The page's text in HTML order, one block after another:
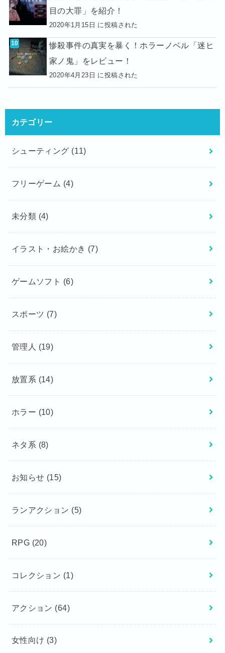
目の大罪」を紹介！
2020年1月15日 に投稿された
惨殺事件の真実を暴く！ホラーノベル「迷ヒ
家ノ鬼」をレビュー！
2020年4月23日 に投稿された
カテゴリー
シューティング (11)
フリーゲーム (4)
未分類 (4)
イラスト・お絵かき (7)
ゲームソフト (6)
スポーツ (7)
管理人 (19)
放置系 (14)
ホラー (10)
ネタ系 (8)
お知らせ (15)
ランアクション (5)
RPG (20)
コレクション (1)
アクション (64)
女性向け (3)